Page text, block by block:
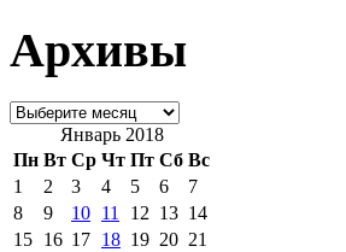
Архивы
Архивы
Январь 2018
Пн Вт Ср Чт Пт Сб Вс
1
2 3 4 5 6
7
8
9 10 11 12 13 14
15 16 17 18 19 20 21